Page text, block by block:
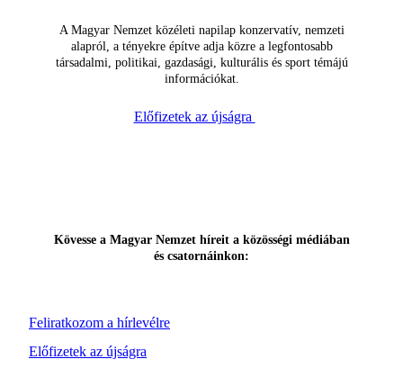
A Magyar Nemzet közéleti napilap konzervatív, nemzeti
alapról, a tényekre építve adja közre a legfontosabb
társadalmi, politikai, gazdasági, kulturális és sport témájú
információkat.
Előfizetek az újságra
Feliratkozom a hírlevélre
Kövesse a Magyar Nemzet híreit a közösségi médiában
és csatornáinkon:
Előfizetek az újságra